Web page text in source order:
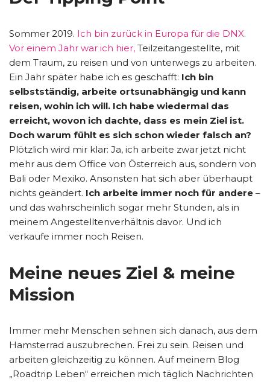
Sommer 2019. Ich bin zurück in Europa für die DNX.
Vor einem Jahr war ich hier, Teilzeitangestellte, mit
dem Traum, zu reisen und von unterwegs zu arbeiten.
Ein Jahr später habe ich es geschafft: Ich bin
selbstständig, arbeite ortsunabhängig und kann
reisen, wohin ich will. Ich habe wiedermal das
erreicht, wovon ich dachte, dass es mein Ziel ist.
Doch warum fühlt es sich schon wieder falsch an?
Plötzlich wird mir klar: Ja, ich arbeite zwar jetzt nicht
mehr aus dem Office von Österreich aus, sondern von
Bali oder Mexiko. Ansonsten hat sich aber überhaupt
nichts geändert. Ich arbeite immer noch für andere –
und das wahrscheinlich sogar mehr Stunden, als in
meinem Angestelltenverhältnis davor. Und ich
verkaufe immer noch Reisen.
Meine neues Ziel & meine
Mission
Immer mehr Menschen sehnen sich danach, aus dem
Hamsterrad auszubrechen. Frei zu sein. Reisen und
arbeiten gleichzeitig zu können. Auf meinem Blog
„Roadtrip Leben“ erreichen mich täglich Nachrichten